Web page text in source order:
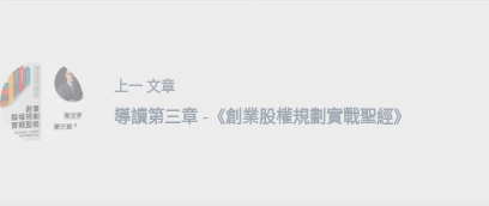
上一 文章
導讀第三章 -《創業股權規劃實戰聖經》